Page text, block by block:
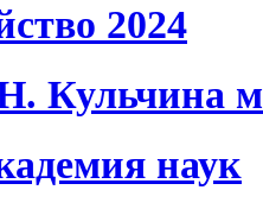
2024
Кульчина
наук